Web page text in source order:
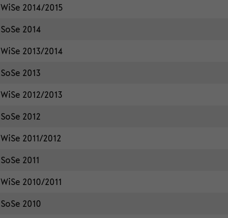
WiSe 2014/2015
SoSe 2014
WiSe 2013/2014
SoSe 2013
WiSe 2012/2013
SoSe 2012
WiSe 2011/2012
SoSe 2011
WiSe 2010/2011
SoSe 2010